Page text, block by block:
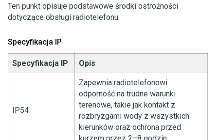
Ten punkt opisuje podstawowe środki ostrożności
dotyczące obsługi radiotelefonu.
Specyfikacja IP
Specyfikacja IP Opis
IP54
Zapewnia radiotelefonowi
odporność na trudne warunki
terenowe, takie jak kontakt z
rozbryzgami wody z wszystkich
kierunków oraz ochrona przed